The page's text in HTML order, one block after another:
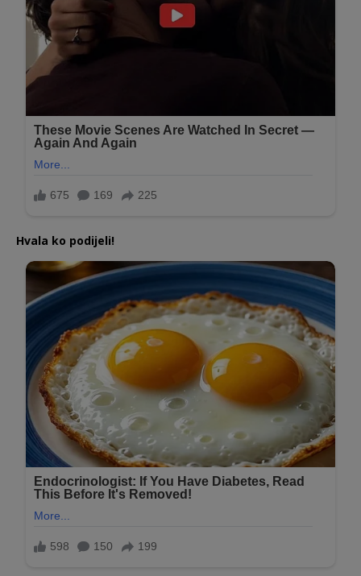
Hvala ko podijeli!